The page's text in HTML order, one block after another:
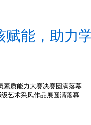
赋能，助力
素质能力大赛决赛圆满落幕
艺术采风作品展圆满落幕